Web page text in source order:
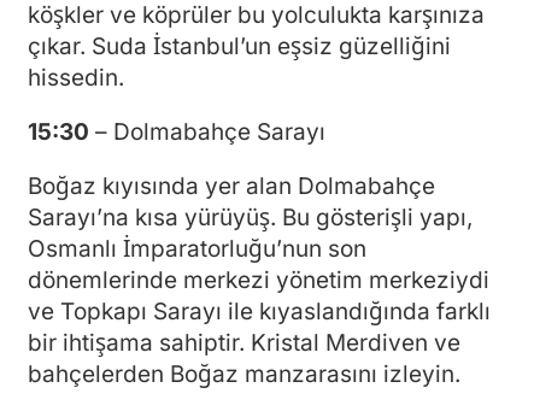
köşkler ve köprüler bu yolculukta karşınıza
çıkar. Suda İstanbul’un eşsiz güzelliğini
hissedin.
15:30 – Dolmabahçe Sarayı
Boğaz kıyısında yer alan Dolmabahçe
Sarayı’na kısa yürüyüş. Bu gösterişli yapı,
Osmanlı İmparatorluğu’nun son
dönemlerinde merkezi yönetim merkeziydi
ve Topkapı Sarayı ile kıyaslandığında farklı
bir ihtişama sahiptir. Kristal Merdiven ve
bahçelerden Boğaz manzarasını izleyin.